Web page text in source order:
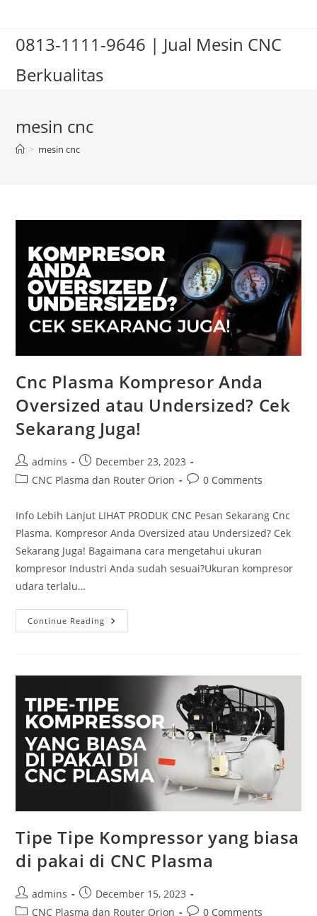
content0813-1111-9646 | Jual Mesin CNC
Berkualitas
mesin cnc
> mesin cnc
Cnc Plasma Kompresor Anda
Oversized atau Undersized? Cek
Sekarang Juga!
Post
author:
admins
Post
published:
December 23, 2023
PostCNC Plasma dan Router Orion
Post0 Comments
Info Lebih Lanjut LIHAT PRODUK CNC Pesan Sekarang Cnc
Plasma. Kompresor Anda Oversized atau Undersized? Cek
Sekarang Juga! Bagaimana cara mengetahui ukuran
kompresor Industri Anda sudah sesuai?Ukuran kompresor
udara terlalu…
Continue Reading Cnc
Plasma
Undersized?
Sekarang
Juga!
Tipe Tipe Kompressor yang biasa
di pakai di CNC Plasma
Post
author:
admins
Post
published:
December 15, 2023
PostCNC Plasma dan Router Orion
Post0 Comments